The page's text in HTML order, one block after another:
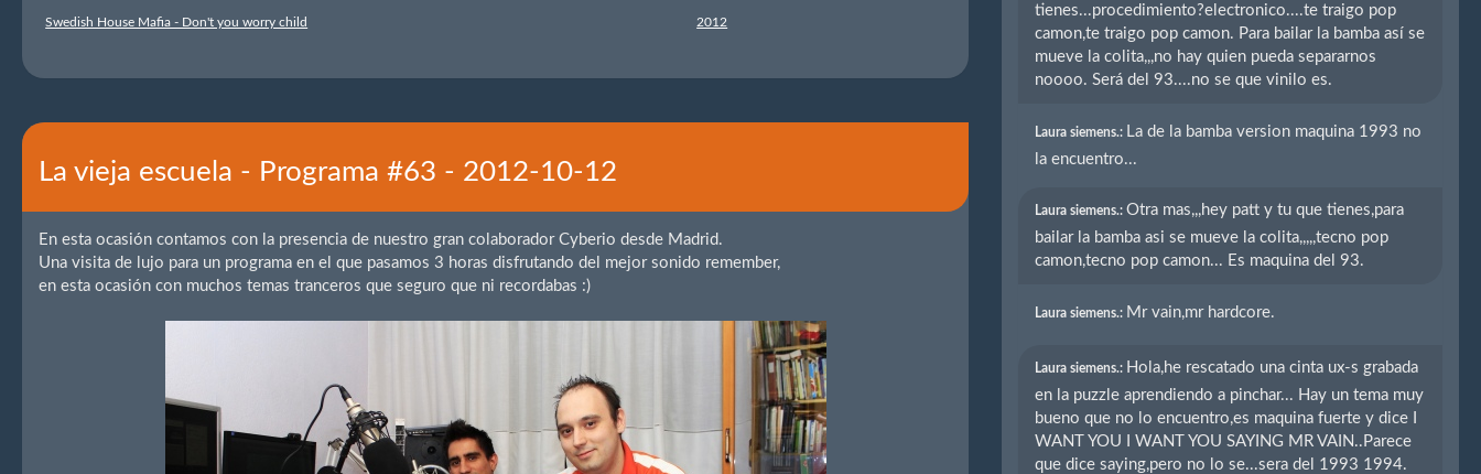
Swedish House Mafia - Don't you worry child 2012
La vieja escuela - Programa #63 - 2012-10-12
En esta ocasión contamos con la presencia de nuestro gran colaborador Cyberio desde Madrid.
Una visita de lujo para un programa en el que pasamos 3 horas disfrutando del mejor sonido remember,
en esta ocasión con muchos temas tranceros que seguro que ni recordabas :)
tienes...procedimiento?electronico....te traigo pop
camon,te traigo pop camon. Para bailar la bamba así se
mueve la colita,,,no hay quien pueda separarnos
noooo. Será del 93....no se que vinilo es.
Laura siemens.: La de la bamba version maquina 1993 no
la encuentro...
Laura siemens.:Otra mas,,,hey patt y tu que tienes,para
bailar la bamba asi se mueve la colita,,,,,tecno pop
camon,tecno pop camon... Es maquina del 93.
Laura siemens.: Mr vain,mr hardcore.
Laura siemens.: Hola,he rescatado una cinta ux-s grabada
en la puzzle aprendiendo a pinchar... Hay un tema muy
bueno que no lo encuentro,es maquina fuerte y dice I
WANT YOU I WANT YOU SAYING MR VAIN..Parece
que dice saying,pero no lo se...sera del 1993 1994.